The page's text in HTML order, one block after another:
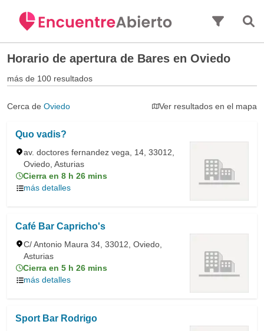
Horario de apertura de Bares en Oviedo
más de 100 resultados
Cerca de Oviedo Ver resultados en el mapa
Quo vadis?
av. doctores fernandez vega, 14, 33012,
Oviedo, Asturias
Cierra en 8 h 26 mins
más detalles
Café Bar Capricho's
C/ Antonio Maura 34, 33012, Oviedo,
Asturias
Cierra en 5 h 26 mins
más detalles
Sport Bar Rodrigo